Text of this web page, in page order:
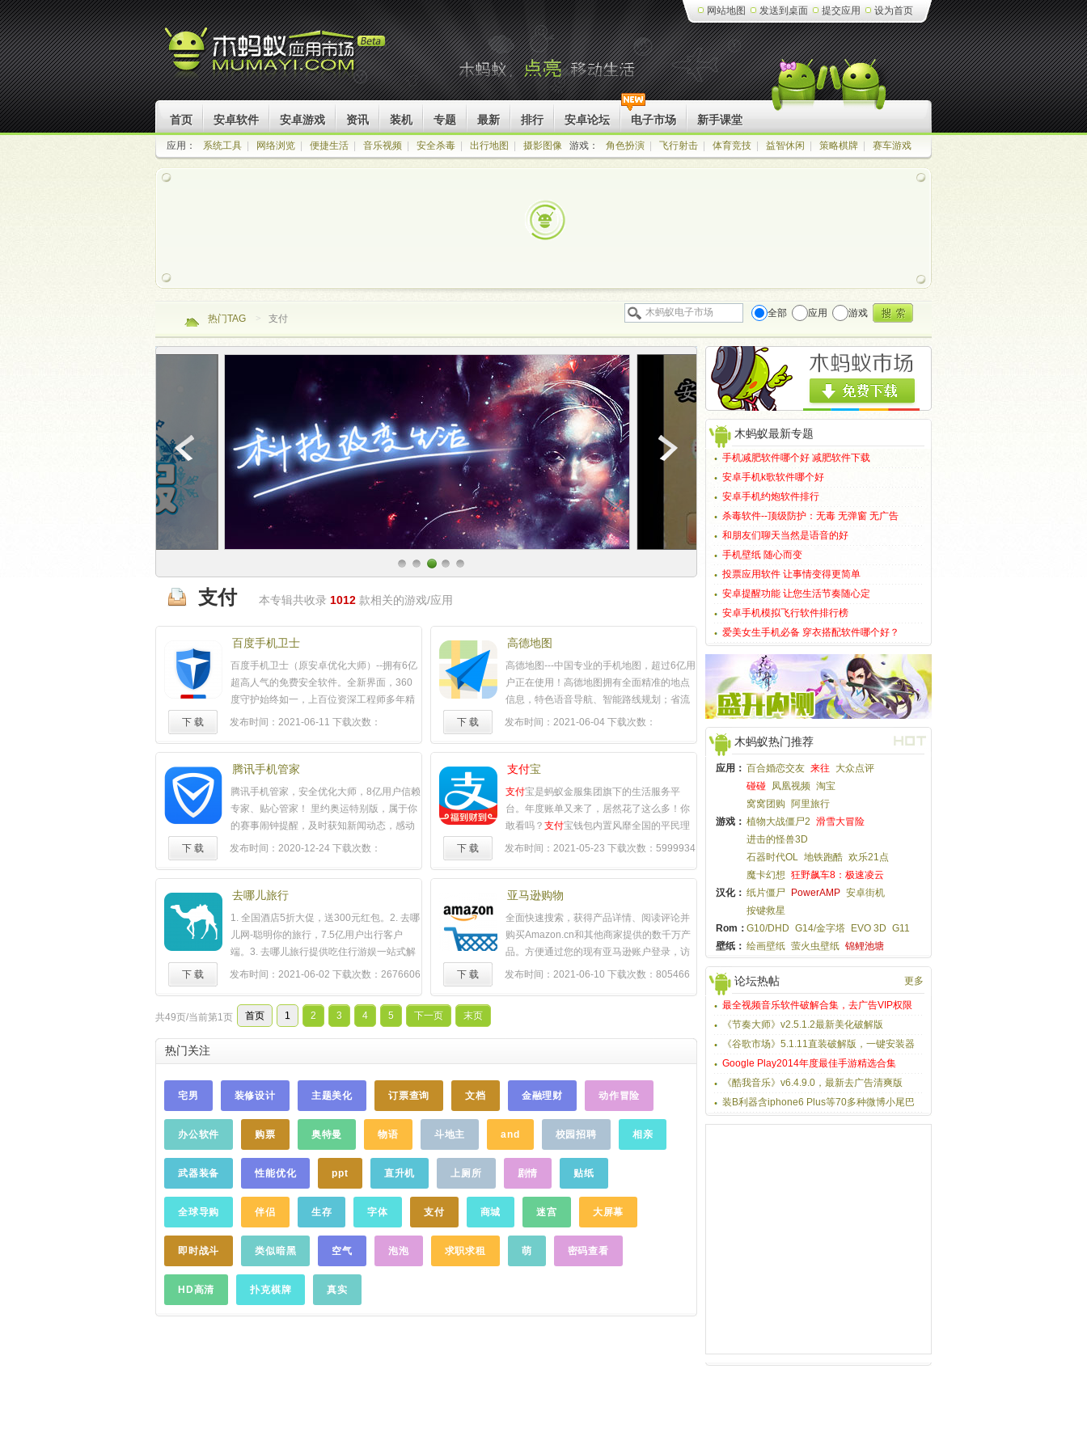
网站地图 发送到桌面 提交应用 设为首页
首页 安卓软件 安卓游戏 资讯 装机 专题 最新 排行 安卓论坛 电子市场 新手课堂
应用： 系统工具 网络浏览 便捷生活 音乐视频 安全杀毒 出行地图 摄影图像 游戏： 角色扮演 飞行射击 体育竞技 益智休闲 策略棋牌 赛车游戏
热门TAG > 支付 全部 应用 游戏
支付 本专辑共收录 1012 款相关的游戏/应用
百度手机卫士
百度手机卫士（原安卓优化大师）--拥有6亿
超高人气的免费安全软件。全新界面，360
度守护始终如一，上百位资深工程师多年精
心打造最好用的免费手机管家类应用！首创
用，强力保护用户网购安全！独创先进的云
端压缩技术，有效节省手机上网流量，节省
比例高达50%！集防吸费、内存加速、防骚
扰、防诈骗、病毒查杀、垃圾清理、摇一摇
加速、应用管理、省流量助手、安全
支付
、
一身，更有大波有奖活动等你参与！【手机
加速】最有效的超强加速，终结卡顿1整天，
最全的号码库，0秒识别骚扰短信、电话。
【防吸费】杜绝流量偷跑、话费暗扣，让钱
花的明明白白。【防诈骗】拦截诈骗短信电
话，避免财产损失，给家人最贴心的守护。
【安全支付 】6层环形防护，确保移动支付每
安全】监控流量使用现状，杜绝流量偷跑、
话费暗扣。【病毒查杀】专业强力杀毒，查
杀率全球评测第一。【垃圾清理】强力清理
理卸载残留。想了解我们的最新动态吗？官
方微博：百度手机卫士；微信公共账号：
baidusjws。欢迎前来吐槽，一起把产品做到
最好！QQ交流群：119723959
……
下 载 发布时间：2021-06-11 下载次数：
14170256
高德地图
高德地图---中国专业的手机地图，超过6亿用
户正在使用！高德地图拥有全面精准的地点
信息，特色语音导航、智能路线规划；省流
量、耗电低、空间占用小、体验流畅，是您
松查询路线，出行再无忧-超强公交规划能
力，优质路线唾手可得-步行规划再升级，室
内室外全程规划直达目的地精准导航-优质驾
车路线，精准路况，实时躲避拥堵-公交全程
导航，到站和换乘及时提醒，精准实时公
航，出行路上更开怀精准地图数据-深耕地图
领域多年，保障地点、道路、公交数据的高
各城市离线地图、离线导航数据包供免费下
载，享受准确数据的同时还能节省90%流量
精彩附近资讯-去哪吃、去哪住、去哪放松、
去哪high，精彩附近板块带您逛遍身边好去
处-附近的优惠随心选，买单付款还能支付
何问题可直接在"我的--帮助与反馈"中进行反
群：116392484官方新浪微博：@高德地图
官方微信公众号：高德地图/gaodeditu客服
电话：400-810-0080
……
下 载 发布时间：2021-06-04 下载次数：
13908409
腾讯手机管家
腾讯手机管家，安全优化大师，8亿用户信赖
专家、贴心管家！ 里约奥运特别版，属于你
的赛事闹钟提醒，及时获知新闻动态，感动
时刻不缺席。 ★玩的酷★ 【奥运闹钟】奥运
速】垃圾清理手机加速，空间性能一键拥有
【免费WiFi】一键连接优质WiFi，安全免费
网速爆表 ★靠得住★ 【骚扰拦截】自动拦截
诈骗电话，天下无贼移动生活【病毒查杀】
安全防护全新升级，软件云查风险提醒【 支
护航 ★更多功能★【好玩好用】"来电
秀"、"照片清理"、"秘拍"、"Root权限获取"携
您玩转手机 【安全可靠】"手机防盗"、"检测
网速"、"电池管家"、"管家安全登录
您保驾护航……
下 载 发布时间：2020-12-24 下载次数：
12197486
支付宝
支付宝是蚂蚁金服集团旗下的生活服务平
台。年度账单又来了，居然花了这么多！你
敢看吗？ 支付宝钱包内置风靡全国的平民理
财神器"余额宝"，还有还信用卡、转账、充话
打车、去便利店购物、售货机买饮料，更有
众多银行和品牌商家的精品服务。你和1亿多
钱包用户一起，好钱包，很安全，会赚钱，
更懂生活！【主要功能】1、支持余额宝，理
财收益随时查看；2、随时随地查询淘宝账
转账，信用卡还款、充值、缴水电煤气费；
4、还信用卡、付款、缴费、充话费、卡券信
录；……
下 载 发布时间：2021-05-23 下载次数：5999934
去哪儿旅行
1. 全国酒店5折大促，送300元红包。2. 去哪
儿网-聪明你的旅行，7.5亿用户出行客户
端。3. 去哪儿旅行提供吃住行游娱一站式解
决方案，随时随地为旅行者提供机票、酒
旅行信息的深度搜索和简洁预定。超过80%
的低价占比和全面丰富的旅行产品，帮助旅
行者找到性价比最高的产品和优质的信息，
特价低至一折，轻松实现低价出行。【酒
酒店团购、夜销酒店助你超低价入住。智能
热词推荐，想你所搜，快速锁定目标酒店
【度假】：中国覆盖最广、价格最优的度假
搜索平台，18.6万条国内外度假线路线，即
可开启您的移动旅行生活【团购】：每日提
供16400种酒店、周边游、门票、国内游等
精彩团购产品，使用现金券和红包还有更多
优惠【门票】：覆盖国内6000多个景点和覆
盖50多个国家地区近千个海外景点，近两万
种门票平均7.5折，随时随地畅游热门景点
【火车票】：无手续费无等待随时购买火车
票，高效便捷保障您顺利购票快速出行【车
下 载 发布时间：2021-06-02 下载次数：2676606
亚马逊购物
全面快速搜索，获得产品详情、阅读评论并
购买Amazon.cn和其他商家提供的数千万产
品。方便通过您的现有亚马逊账户登录，访
问购物车，选择同样的支付、以及配送方式
器。通用使用一个应用程序即可在
Amazon.co.jp购物。
下 载 发布时间：2021-06-10 下载次数：805466
共49页/当前第1页 首页 1 2 3 4 5 下一页 末页
热门关注
宅男 装修设计 主题美化 订票查询 文档 金融理财 动作冒险
办公软件 购票 奥特曼 物语 斗地主 and 校园招聘 相亲
武器装备 性能优化 ppt 直升机 上厕所 剧情 贴纸
全球导购 伴侣 生存 字体 支付 商城 迷宫 大屏幕
即时战斗 类似暗黑 空气 泡泡 求职求租 萌 密码查看
HD高清 扑克棋牌 真实
木蚂蚁最新专题
手机减肥软件哪个好 减肥软件下载
安卓手机k歌软件哪个好
安卓手机约炮软件排行
杀毒软件--顶级防护：无毒 无弹窗 无广告
和朋友们聊天当然是语音的好
手机壁纸 随心而变
投票应用软件 让事情变得更简单
安卓提醒功能 让您生活节奏随心定
安卓手机模拟飞行软件排行榜
爱美女生手机必备 穿衣搭配软件哪个好？
木蚂蚁热门推荐
应用： 百合婚恋交友 来往
大众点评
碰碰 凤凰视频 淘宝
窝窝团购
阿里旅行
游戏： 植物大战僵尸2 滑雪大冒险
进击的怪兽3D
石器时代OL 地铁跑酷 欢乐21点
魔卡幻想 狂野飙车8：极速凌云
汉化： 纸片僵尸 PowerAMP 安卓街机
按键救星
Rom：G10/DHD G14/金字塔 EVO 3D G11
壁纸： 绘画壁纸 萤火虫壁纸 锦鲤池塘
论坛热帖 更多
最全视频音乐软件破解合集，去广告VIP权限
《节奏大师》v2.5.1.2最新美化破解版
《谷歌市场》5.1.11直装破解版，一键安装器
Google Play2014年度最佳手游精选合集
《酷我音乐》v6.4.9.0，最新去广告清爽版
装B利器含iphone6 Plus等70多种微博小尾巴